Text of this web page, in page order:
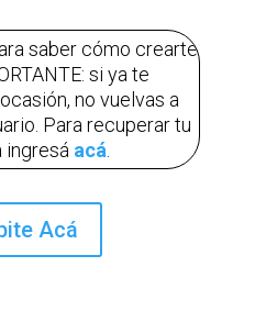
saber cómo crearte
si ya te
no vuelvas a
Para recuperar tu
ingresá acá.
Acá